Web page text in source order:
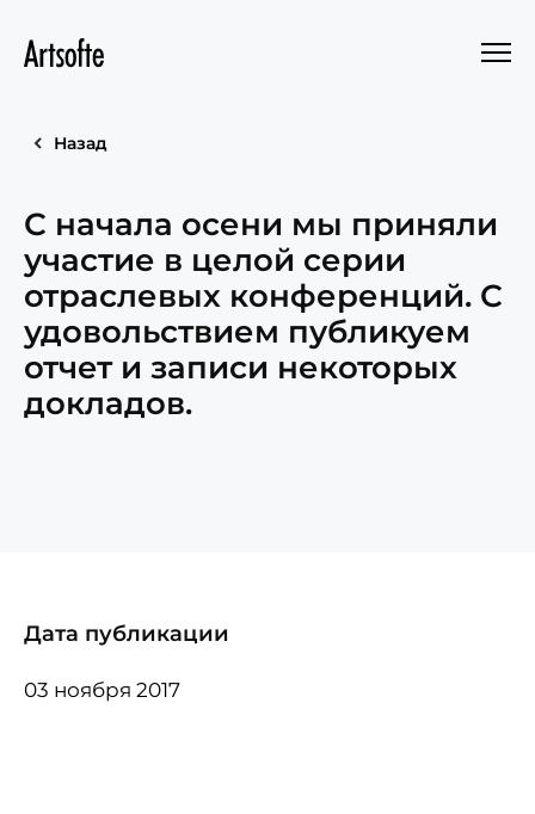
Назад
С начала осени мы приняли
участие в целой серии
отраслевых конференций. С
удовольствием публикуем
отчет и записи некоторых
докладов.
Дата публикации
03 ноября 2017